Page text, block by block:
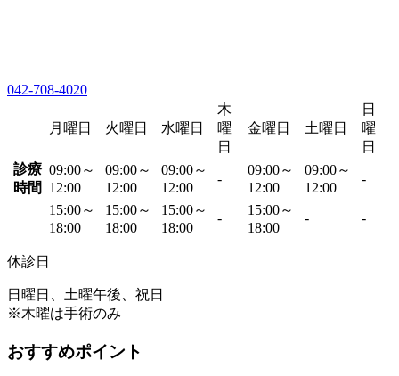
042-708-4020
月曜日 火曜日 水曜日
木
曜
日
金曜日 土曜日
日
曜
日
診療
時間
09:00～
12:00
09:00～
12:00
09:00～
12:00
-
09:00～
12:00
09:00～
12:00
-
15:00～
18:00
15:00～
18:00
15:00～
18:00
-
15:00～
18:00
- -
休診日
日曜日、土曜午後、祝日
※木曜は手術のみ
おすすめポイント